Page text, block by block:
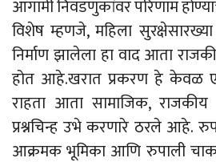
आगामी निवडणुकांवर परिणाम
विशेष म्हणजे, महिला
निर्माण झालेला हा वाद आता
होत आहे.खरात प्रकरण हे केवळ
राहता आता सामाजिक,
प्रश्नचिन्ह उभे करणारे ठरले आहे.
आक्रमक भूमिका आणि रुपाली